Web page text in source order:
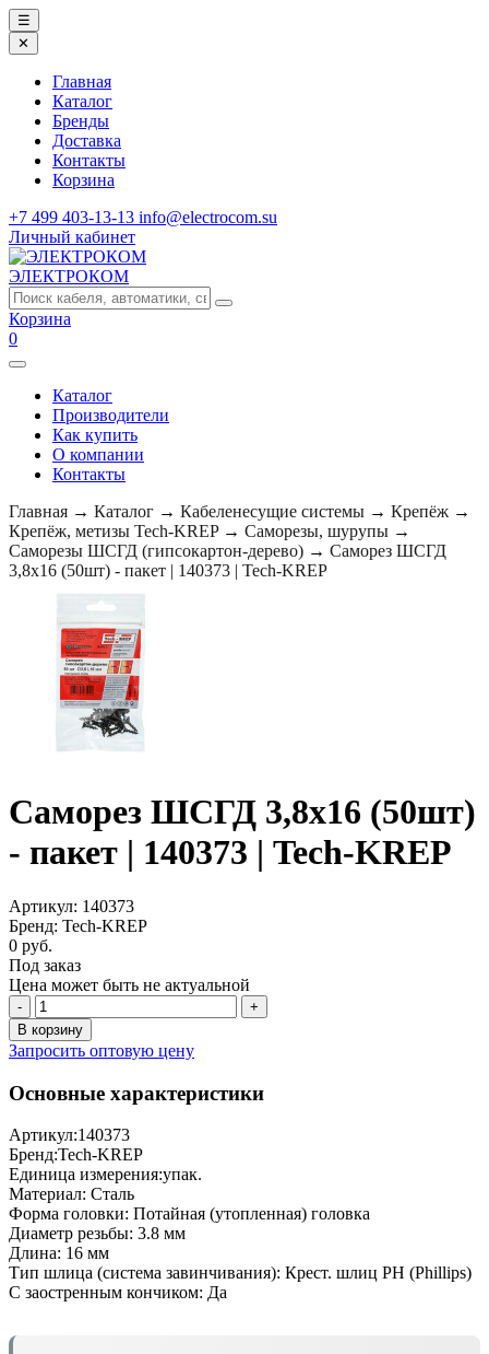
☰
✕
Главная
Каталог
Бренды
Доставка
Контакты
Корзина
+7 499 403-13-13 info@electrocom.su
Личный кабинет
ЭЛЕКТРОКОМ
Корзина
0
Каталог
Производители
Как купить
О компании
Контакты
Главная → Каталог → Кабеленесущие системы → Крепёж →
Крепёж, метизы Tech-KREP→ Саморезы, шурупы →
Саморезы ШСГД (гипсокартон-дерево) → Саморез ШСГД
3,8х16 (50шт) - пакет | 140373 | Tech-KREP
Саморез ШСГД 3,8х16 (50шт)
- пакет | 140373 | Tech-KREP
Артикул: 140373
Бренд: Tech-KREP
0 руб.
Под заказ
Цена может быть не актуальной
-
+
В корзину
Запросить оптовую цену
Основные характеристики
Артикул:140373
Бренд:Tech-KREP
Единица измерения:упак.
Материал: Сталь
Форма головки: Потайная (утопленная) головка
Диаметр резьбы: 3.8 мм
Длина: 16 мм
Тип шлица (система завинчивания): Крест. шлиц PH (Phillips)
С заостренным кончиком: Да